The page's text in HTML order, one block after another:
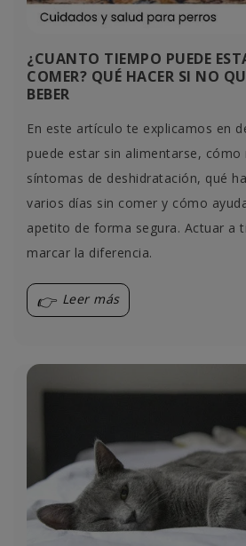
¿CUANTO TIEMPO PUEDE
COMER? QUÉ HACER SI NO
BEBER
En este artículo te explicamos en
puede estar sin alimentarse, cómo
síntomas de deshidratación, qué
varios días sin comer y cómo
apetito de forma segura. Actuar a
marcar la diferencia.
Leer más